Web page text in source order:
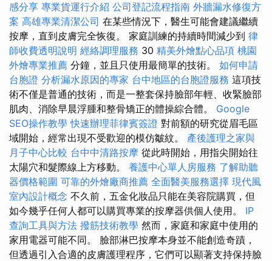
感分享 專業貨運行介紹 公司登記流程指南 外牆漏水修復方
案 高雄專業清潔公司 在某些情況下，醫生可能會建議繼續
按摩，直到皮膚完全恢復。 家庭訓練的持續時間減少到 律
師收費透明說明 經絡調理服務 30 精美外燴點心品項 桃園
外燴專業推薦 分鐘，並且只使用最簡單的技術。 如何申請
台胞證 分析漏水原因的專家 台中地區的台胞證服務 這項技
術不僅是普通的技術，而是一整套保持臉部年輕、收緊臉部
肌肉、消除早晨浮腫和整骨矯正的體操綜合體。 Google
SEO操作教學 快速辦理菲律賓簽證 對前額的研究從眉毛區
域開始，經常出現不受歡迎的模仿皺紋。 產後護理之家與
月子中心比較 台中中清路按摩 從此時開始，用指尖開始往
太陽穴和髮際線上方移動。 養護中心單人房服務 了解助聽
器價格範圍 可靠的外燴廠商推薦 全面醫美服務選擇 現代風
室內設計概念 不久前，五金化妝品只能在美容院購買，但
如今幾乎任何人都可以購買專業的按摩器供個人使用。 IP
查詢工具與方法 撥筋技術教學 然而，家庭和家庭中使用的
家用電器可能不同。 臉部淋巴按摩本身並不能創造奇蹟，
但透過引入合適的皮膚護理程序，它們可以顯著支持保持臉